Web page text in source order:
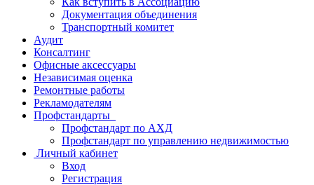
Документация объединения
Транспортный комитет
Аудит
Консалтинг
Офисные аксессуары
Независимая оценка
Ремонтные работы
Рекламодателям
Профстандарты
Профстандарт по АХД
Профстандарт по управлению недвижимостью
Личный кабинет
Вход
Регистрация